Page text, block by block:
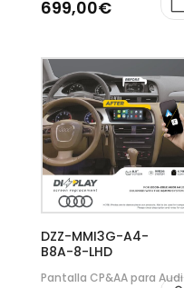
699,00€
DZZ-MMI3G-A4-
B8A-8-LHD
Pantalla CP&AA para Audi